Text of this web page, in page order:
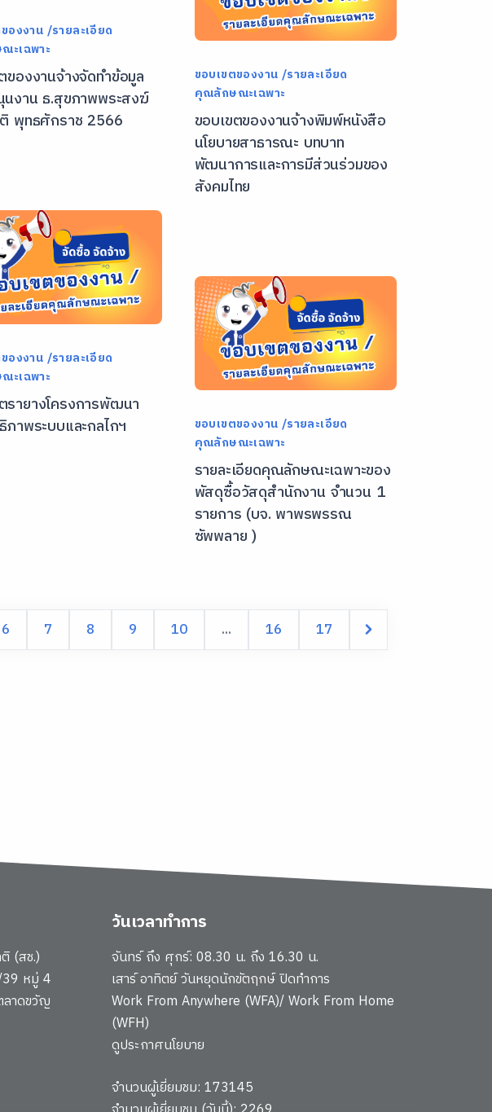
องงาน /รายละเอียด
ะเฉพาะ
ของงานจ้างจัดทำข้อมูล
งาน ธ.สุขภาพพระสงฆ์
พุทธศักราช 2566
ขอบเขตของงาน /รายละเอียด
คุณลักษณะเฉพาะ
ขอบเขตของงานจ้างพิมพ์หนังสือ
นโยบายสาธารณะ บทบาท
พัฒนาการและการมีส่วนร่วมของ
สังคมไทย
องงาน /รายละเอียด
ะเฉพาะ
รายางโครงการพัฒนา
ภาพระบบและกลไกฯ
ขอบเขตของงาน /รายละเอียด
คุณลักษณะเฉพาะ
รายละเอียดคุณลักษณะเฉพาะของ
พัสดุซื้อวัสดุสำนักงาน จำนวน 1
รายการ (บจ. พาพรพรรณ
ซัพพลาย )
6 7 8 9 10 ... 16 17
(สช.)
39 หมู่ 4
าดขวัญ
วันเวลาทำการ
จันทร์ ถึง ศุกร์: 08.30 น. ถึง 16.30 น.
เสาร์ อาทิตย์ วันหยุดนักขัตฤกษ์ ปิดทำการ
Work From Anywhere (WFA)/ Work From Home
(WFH)
ดูประกาศนโยบาย
จำนวนผู้เยี่ยมชม: 173145